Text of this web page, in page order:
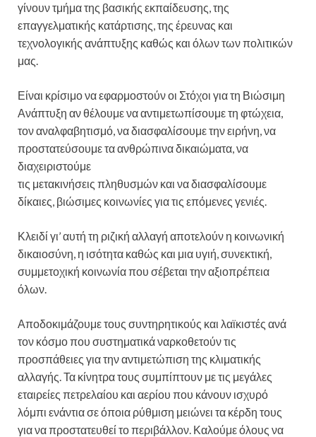
γίνουν τμήμα της βασικής εκπαίδευσης, της
επαγγελματικής κατάρτισης, της έρευνας και
τεχνολογικής ανάπτυξης καθώς και όλων των πολιτικών
μας.
Είναι κρίσιμο να εφαρμοστούν οι Στόχοι για τη Βιώσιμη
Ανάπτυξη αν θέλουμε να αντιμετωπίσουμε τη φτώχεια,
τον αναλφαβητισμό, να διασφαλίσουμε την ειρήνη, να
προστατεύσουμε τα ανθρώπινα δικαιώματα, να
διαχειριστούμε
τις μετακινήσεις πληθυσμών και να διασφαλίσουμε
δίκαιες, βιώσιμες κοινωνίες για τις επόμενες γενιές.
Κλειδί γι’ αυτή τη ριζική αλλαγή αποτελούν η κοινωνική
δικαιοσύνη, η ισότητα καθώς και μια υγιή, συνεκτική,
συμμετοχική κοινωνία που σέβεται την αξιοπρέπεια
όλων.
Αποδοκιμάζουμε τους συντηρητικούς και λαϊκιστές ανά
τον κόσμο που συστηματικά ναρκοθετούν τις
προσπάθειες για την αντιμετώπιση της κλιματικής
αλλαγής. Τα κίνητρα τους συμπίπτουν με τις μεγάλες
εταιρείες πετρελαίου και αερίου που κάνουν ισχυρό
λόμπι ενάντια σε όποια ρύθμιση μειώνει τα κέρδη τους
για να προστατευθεί το περιβάλλον. Καλούμε όλους να